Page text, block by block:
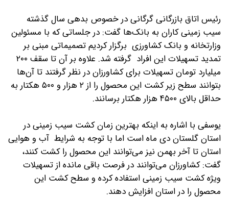
رئیس اتاق بازرگانی گرگانی در خصوص بدهی سال گذشته
سیب زمینی کاران به بانک‌ها گفت: در جلساتی که با مسئولین
وزارتخانه و بانک کشاورزی برگزار کردیم تصمیماتی مبنی بر
تمدید تسهیلات این افراد گرفته شد. علاوه بر آن تا سقف ۲۰۰
میلیارد تومان تسهیلات برای کشاورزان در نظر گرفتند تا آن‌ها
بتوانند سطح زیر کشت این محصول را از ۲ هزار و ۵۰۰ هکتار به
حداقل بالای ۴۵۰۰ هزار هکتار برسانند.
یوسفی با اشاره به اینکه بهترین زمان کشت سیب زمینی در
استان گلستان دی ماه است اما با توجه به شرایط آب و هوایی
استان تا آخر بهمن نیز می‌توانند این محصول را کشت کنند،
گفت: کشاورزان می‌توانند در فرصت باقی مانده از تسهیلات
ویژه کشت سیب زمینی استفاده کرده و سطح کشت این
محصول را در استان افزایش دهند.